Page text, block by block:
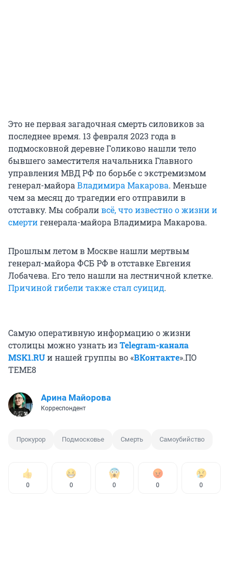
Это не первая загадочная смерть силовиков за
последнее время. 13 февраля 2023 года в
подмосковной деревне Голиково нашли тело
бывшего заместителя начальника Главного
управления МВД РФ по борьбе с экстремизмом
генерал-майораВладимира Макарова. Меньше
чем за месяц до трагедии его отправили в
отставку. Мы собраливсё, что известно о жизни и
смертигенерала-майора Владимира Макарова.
Прошлым летом в Москве нашли мертвым
генерал-майора ФСБ РФ в отставке Евгения
Лобачева. Его тело нашли на лестничной клетке.
Причиной гибели также стал суицид.
Самую оперативную информацию о жизни
столицы можно узнать изTelegram-канала
MSK1.RUи нашей группы во «ВКонтакте».ПО
ТЕМЕ8
Арина Майорова
Корреспондент
Прокурор Подмосковье Смерть Самоубийство
0 0 0 0 0